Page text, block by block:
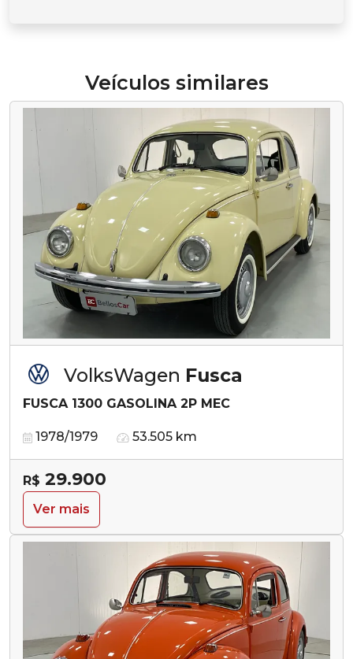
Veículos similares
VolksWagen Fusca
FUSCA 1300 GASOLINA 2P MEC
1978/1979 53.505 km
R$ 29.900
Ver mais